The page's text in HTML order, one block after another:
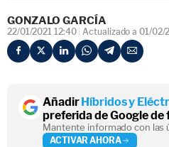
GONZALO GARCÍA
22/01/2021 12:40 Actualizado a 01/02/
AñadirHíbridos y
preferida de Google
Mantente informado con las
ACTIVAR AHORA